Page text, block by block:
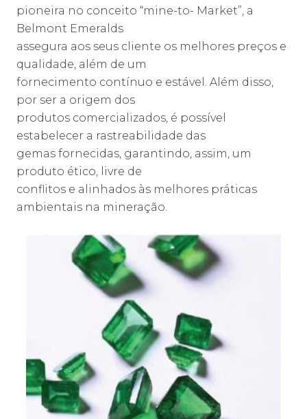
pioneira no conceito “mine-to- Market”, a
Belmont Emeralds
assegura aos seus cliente os melhores preços e
qualidade, além de um
fornecimento contínuo e estável. Além disso,
por ser a origem dos
produtos comercializados, é possível
estabelecer a rastreabilidade das
gemas fornecidas, garantindo, assim, um
produto ético, livre de
conflitos e alinhados às melhores práticas
ambientais na mineração.